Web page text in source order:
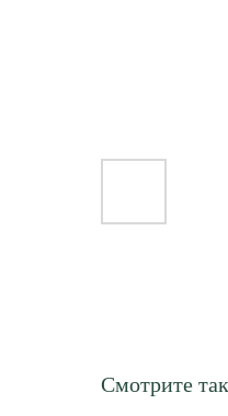
Смотрите